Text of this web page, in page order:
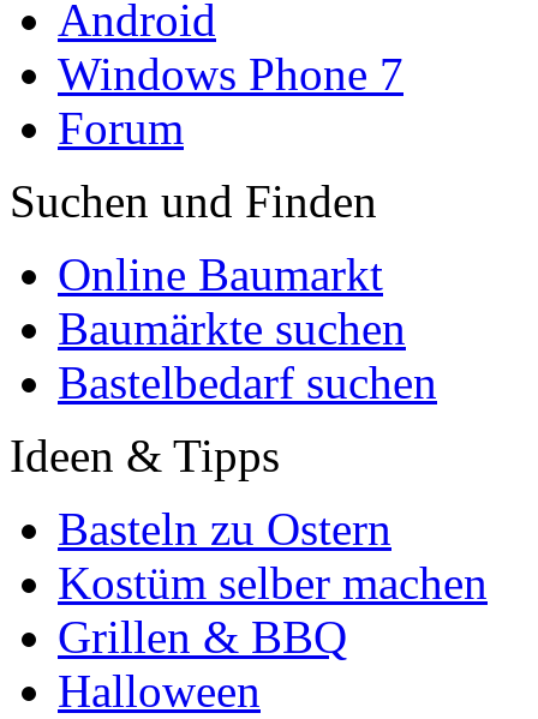
Android
Windows Phone 7
Forum
Suchen und Finden
Online Baumarkt
Baumärkte suchen
Bastelbedarf suchen
Ideen & Tipps
Basteln zu Ostern
Kostüm selber machen
Grillen & BBQ
Halloween